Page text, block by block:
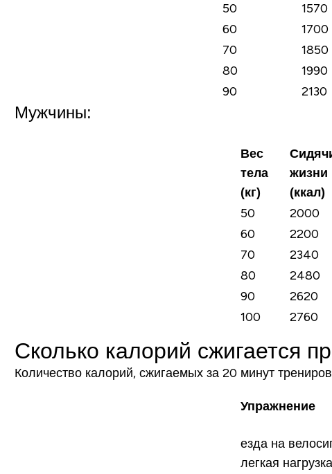
50
1570
60
1700
70
1850
80
1990
90
2130
Мужчины:
Вес
тела
(кг)
жизни
(ккал)
50 2000
60
2200
70
2340
80
2480
90
2620
100
2760
Сколько калорий сжигается
Количество калорий, сжигаемых за 20 минут
Упражнение
езда на
легкая нагрузка